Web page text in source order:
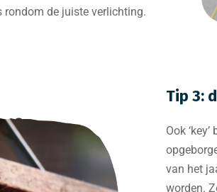
de juiste verlichting.
Tip 3:
Ook
van het
worden.